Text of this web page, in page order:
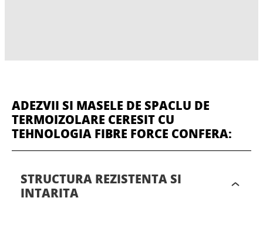
ADEZVII SI MASELE DE SPACLU DE
TERMOIZOLARE CERESIT CU
TEHNOLOGIA FIBRE FORCE CONFERA:
STRUCTURA REZISTENTA SI
INTARITA